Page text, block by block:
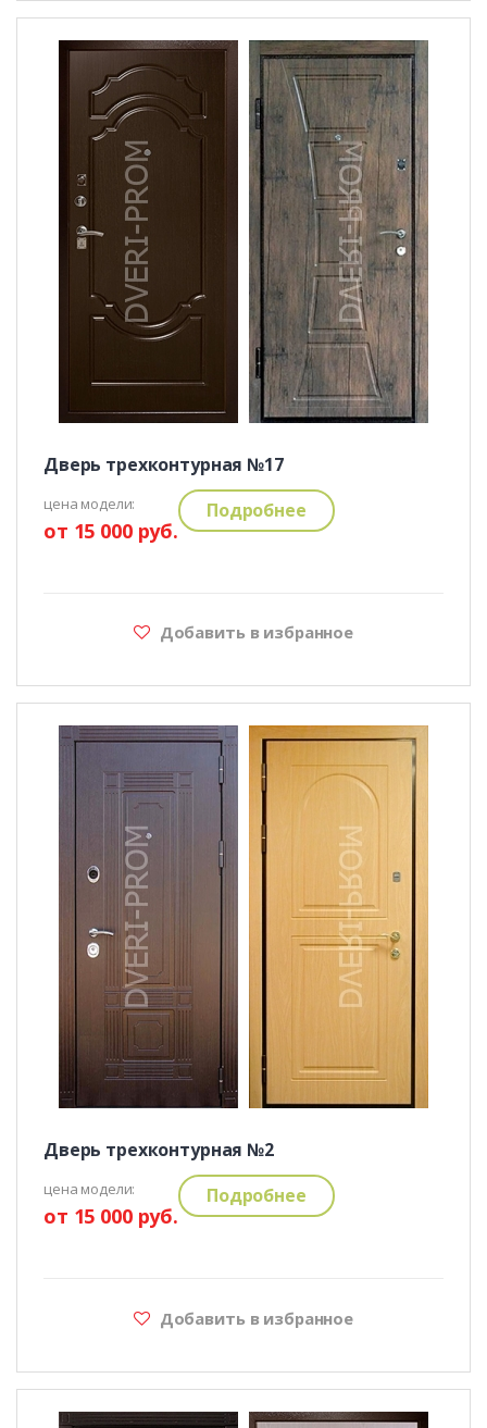
Дверь трехконтурная №17
цена модели:
от 15 000 руб.
Подробнее
Добавить в избранное
Дверь трехконтурная №2
цена модели:
от 15 000 руб.
Подробнее
Добавить в избранное